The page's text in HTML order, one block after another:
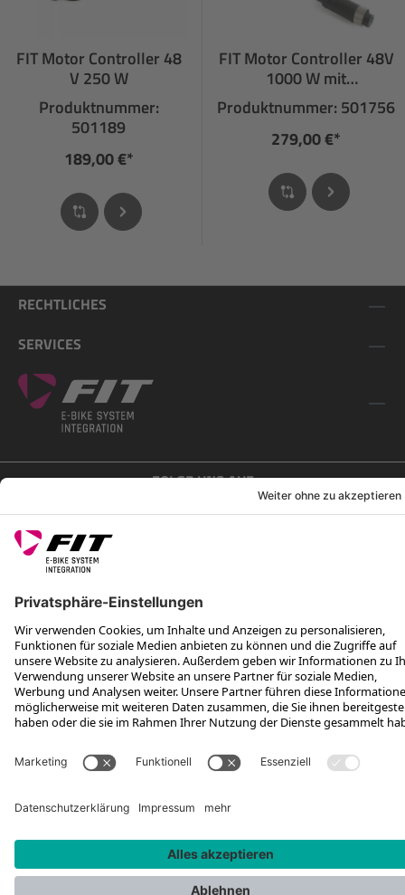
FIT Motor Controller 48
V 250 W
Produktnummer:
501189
189,00 €*
FIT Motor Controller 48V
1000 W mit
Bremssignalanschluss
Produktnummer: 501756
279,00 €*
RECHTLICHES
SERVICES
FOLGE UNS AUF
*Unverbindliche Preisempfehlung inkl. MwSt. zzgl. Versandkosten
Rotax Bike Technology AG © 2025